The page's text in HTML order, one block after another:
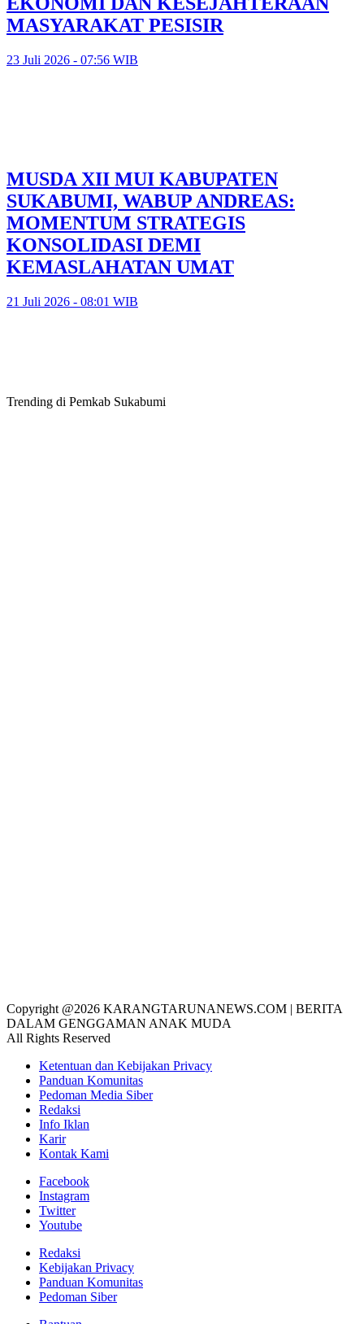
MASYARAKAT PESISIR
23 Juli 2026 - 07:56 WIB
MUSDA XII MUI KABUPATEN
SUKABUMI, WABUP ANDREAS:
MOMENTUM STRATEGIS
KONSOLIDASI DEMI
KEMASLAHATAN UMAT
21 Juli 2026 - 08:01 WIB
Trending di Pemkab Sukabumi
Copyright @2026 KARANGTARUNANEWS.COM | BERITA
DALAM GENGGAMAN ANAK MUDA
All Rights Reserved
Ketentuan dan Kebijakan Privacy
Panduan Komunitas
Pedoman Media Siber
Redaksi
Info Iklan
Karir
Kontak Kami
Facebook
Instagram
Twitter
Youtube
Redaksi
Kebijakan Privacy
Panduan Komunitas
Pedoman Siber